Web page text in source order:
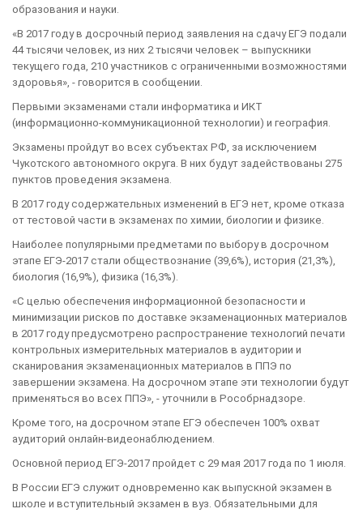
образования и науки.
«В 2017 году в досрочный период заявления на сдачу ЕГЭ подали
44 тысячи человек, из них 2 тысячи человек – выпускники
текущего года, 210 участников с ограниченными возможностями
здоровья», - говорится в сообщении.
Первыми экзаменами стали информатика и ИКТ
(информационно-коммуникационной технологии) и география.
Экзамены пройдут во всех субъектах РФ, за исключением
Чукотского автономного округа. В них будут задействованы 275
пунктов проведения экзамена.
В 2017 году содержательных изменений в ЕГЭ нет, кроме отказа
от тестовой части в экзаменах по химии, биологии и физике.
Наиболее популярными предметами по выбору в досрочном
этапе ЕГЭ-2017 стали обществознание (39,6%), история (21,3%),
биология (16,9%), физика (16,3%).
«С целью обеспечения информационной безопасности и
минимизации рисков по доставке экзаменационных материалов
в 2017 году предусмотрено распространение технологий печати
контрольных измерительных материалов в аудитории и
сканирования экзаменационных материалов в ППЭ по
завершении экзамена. На досрочном этапе эти технологии будут
применяться во всех ППЭ», - уточнили в Рособрнадзоре.
Кроме того, на досрочном этапе ЕГЭ обеспечен 100% охват
аудиторий онлайн-видеонаблюдением.
Основной период ЕГЭ-2017 пройдет с 29 мая 2017 года по 1 июля.
В России ЕГЭ служит одновременно как выпускной экзамен в
школе и вступительный экзамен в вуз. Обязательными для